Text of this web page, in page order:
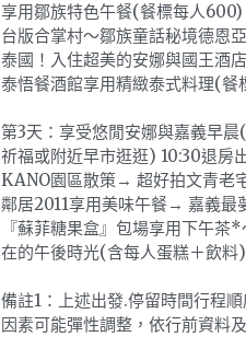
享用鄒族特色午餐(餐標每人600)
台版合掌村～鄒族童話秘境德
泰國！入住超美的安娜與國王酒
泰悟餐酒館享用精緻泰式料理(
第3天：享受悠閒安娜與嘉義早
祈福或附近早市逛逛) 10:30退房
KANO園區散策→ 超好拍文青老
鄰居2011享用美味午餐→ 嘉義最
『蘇菲糖果盒』包場享用下午茶
在的午後時光(含每人蛋糕＋飲
備註1：上述出發.停留時間行程
因素可能彈性調整，依行前資料